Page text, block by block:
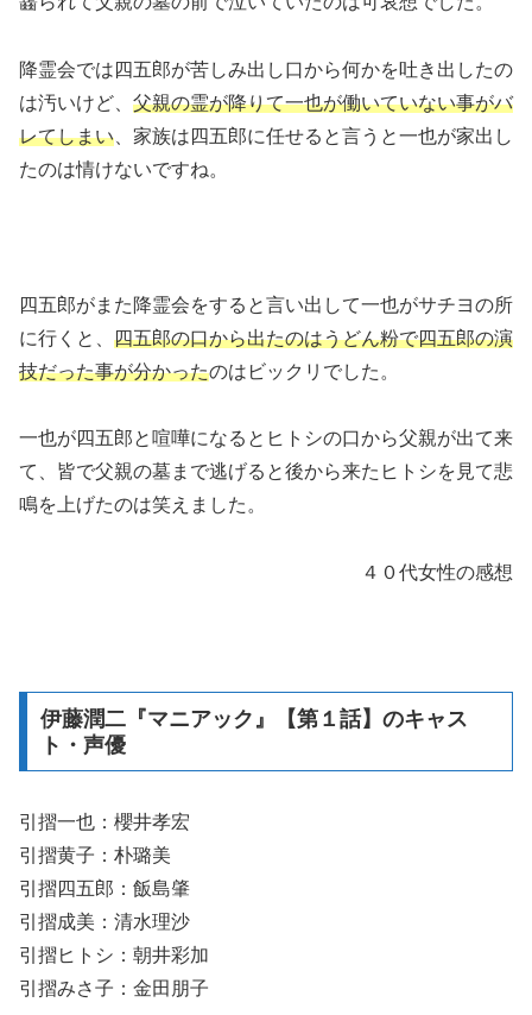
降霊会では四五郎が苦しみ出し口から何かを吐き出したの
は汚いけど、 父親の霊が降りて一也が働いていない事がバ
レてしまい 、家族は四五郎に任せると言うと一也が家出し
たのは情けないですね。
四五郎がまた降霊会をすると言い出して一也がサチヨの所
に行くと、 四五郎の口から出たのはうどん粉で四五郎の演
技だった事が分かったのはビックリでした。
一也が四五郎と喧嘩になるとヒトシの口から父親が出て来
て、皆で父親の墓まで逃げると後から来たヒトシを見て悲
鳴を上げたのは笑えました。
４０代女性の感想
伊藤潤二『マニアック』【第１話】のキャス
ト・声優
引摺一也：櫻井孝宏
引摺黄子：朴璐美
引摺四五郎：飯島肇
引摺成美：清水理沙
引摺ヒトシ：朝井彩加
引摺みさ子：金田朋子